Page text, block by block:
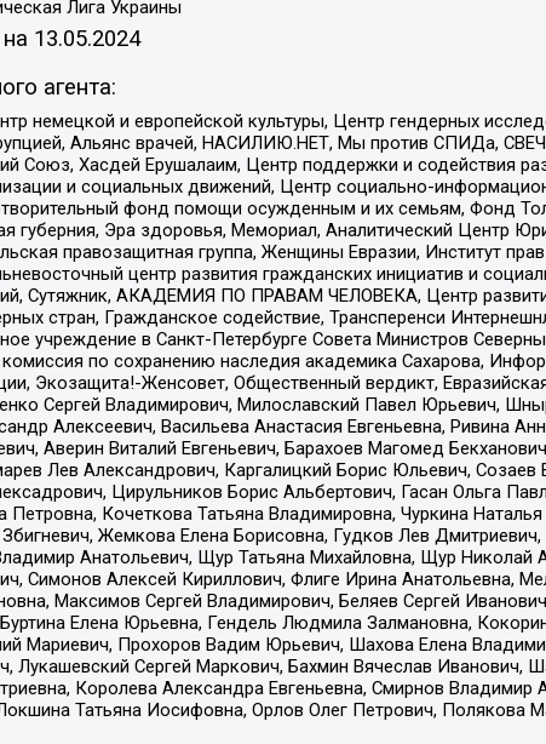
Лига Украины
13.05.2024
агента:
немецкой и европейской культуры, Центр гендерных
Альянс врачей, НАСИЛИЮ.НЕТ, Мы против СПИДа,
Союз, Хасдей Ерушалаим, Центр поддержки и содействия
и социальных движений, Центр социально-
фонд помощи осужденным и их семьям, Фонд
губерния, Эра здоровья, Мемориал, Аналитический Центр
правозащитная группа, Женщины Евразии, Институт
центр развития гражданских инициатив и
Сутяжник, АКАДЕМИЯ ПО ПРАВАМ ЧЕЛОВЕКА, Центр
стран, Гражданское содействие, Трансперенси
учреждение в Санкт-Петербурге Совета Министров
по сохранению наследия академика Сахарова,
Экозащита!-Женсовет, Общественный вердикт,
Сергей Владимирович, Милославский Павел Юрьевич,
Алексеевич, Васильева Анастасия Евгеньевна, Ривина
Аверин Виталий Евгеньевич, Барахоев Магомед
Лев Александрович, Каргалицкий Борис Юльевич, Созаев
Цирульников Борис Альбертович, Гасан Ольга
Кочеткова Татьяна Владимировна, Чуркина
Жемкова Елена Борисовна, Гудков Лев
Анатольевич, Щур Татьяна Михайловна, Щур Николай
Симонов Алексей Кириллович, Флиге Ирина Анатольевна,
Максимов Сергей Владимирович, Беляев Сергей
Елена Юрьевна, Гендель Людмила Залмановна,
Мариевич, Прохоров Вадим Юрьевич, Шахова Елена
Лукашевский Сергей Маркович, Бахмин Вячеслав Иванович,
Королева Александра Евгеньевна, Смирнов Владимир
Татьяна Иосифовна, Орлов Олег Петрович, Полякова